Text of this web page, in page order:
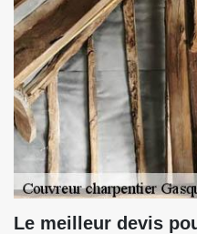
Le meilleur devis